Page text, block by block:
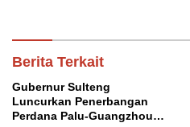
Berita Terkait
Gubernur Sulteng
Luncurkan Penerbangan
Perdana Palu-Guangzhou